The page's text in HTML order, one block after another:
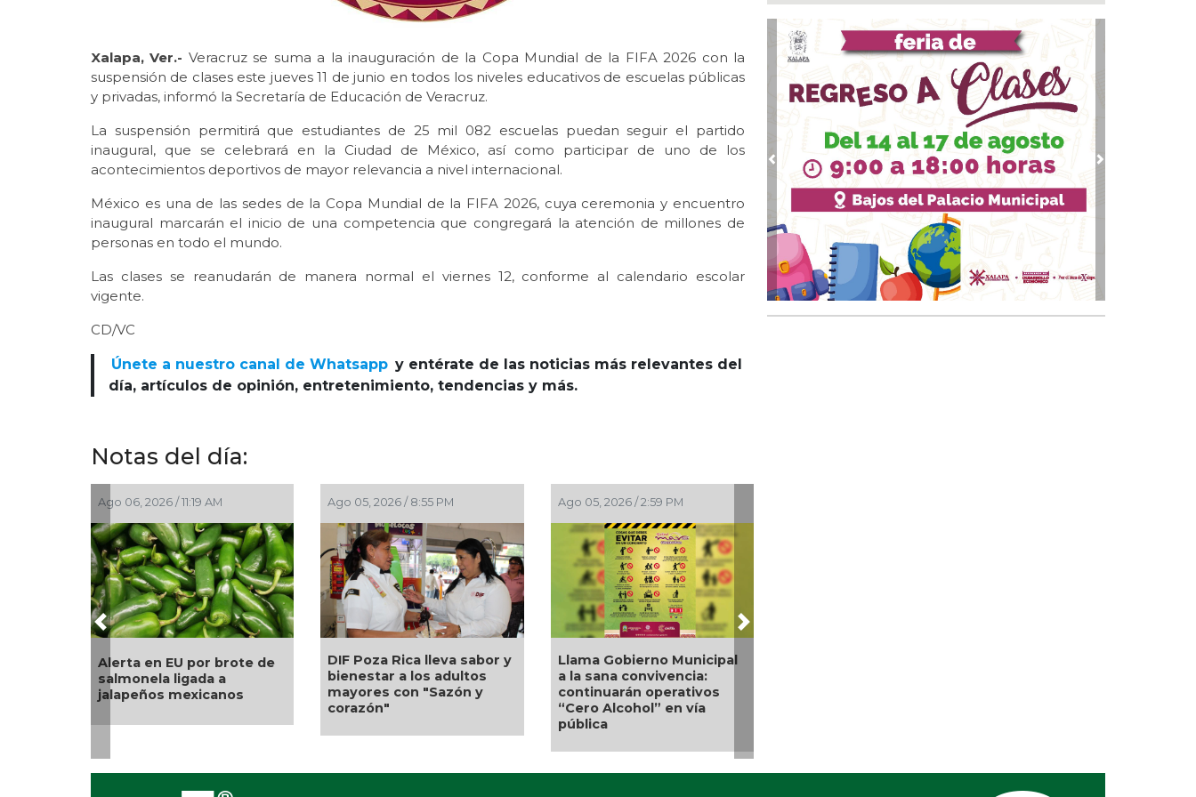
Xalapa, Ver.- Veracruz se suma a la inauguración de la Copa Mundial de la FIFA 2026 con la
suspensión de clases este jueves 11 de junio en todos los niveles educativos de escuelas públicas
y privadas, informó la Secretaría de Educación de Veracruz.
La suspensión permitirá que estudiantes de 25 mil 082 escuelas puedan seguir el partido
inaugural, que se celebrará en la Ciudad de México, así como participar de uno de los
acontecimientos deportivos de mayor relevancia a nivel internacional.
México es una de las sedes de la Copa Mundial de la FIFA 2026, cuya ceremonia y encuentro
inaugural marcarán el inicio de una competencia que congregará la atención de millones de
personas en todo el mundo.
Las clases se reanudarán de manera normal el viernes 12, conforme al calendario escolar
vigente.
CD/VC
Únete a nuestro canal de Whatsapp y entérate de las noticias más relevantes del
día, artículos de opinión, entretenimiento, tendencias y más.
Notas del día:
Ago 06, 2026 / 11:19 AM
Alerta en EU por brote de
salmonela ligada a
jalapeños mexicanos
Ago 05, 2026 / 8:55 PM
DIF Poza Rica lleva sabor y
bienestar a los adultos
mayores con "Sazón y
corazón"
Ago 05, 2026 / 2:59 PM
Llama Gobierno Municipal
a la sana convivencia:
continuarán operativos
“Cero Alcohol” en vía
pública
Previous Next
no tener contacto con edil desaforado
Ago 07, 2026 / 10:50
Se le suman más homicidios a un peligroso
delincuente en Papantla
Ago 07, 2026 / 09:45
🤑💸¿Cuál es el precio del dólar este 07 de
agosto?
Ago 07, 2026 / 09:38
Filosofía de Foucault
Ago 07, 2026 / 09:34
Hacia una definición de “periodista”
Ago 07, 2026 / 09:24
Municipio arrancará primera etapa de
rehabilitación en el boulevard 5 de febrero
Previous Next